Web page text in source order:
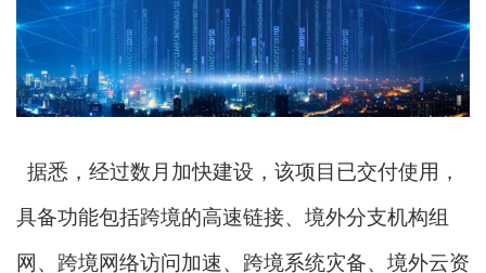
据悉，经过数月加快建设，该项目已交付使用，
具备功能包括跨境的高速链接、境外分支机构组
网、跨境网络访问加速、跨境系统灾备、境外云资